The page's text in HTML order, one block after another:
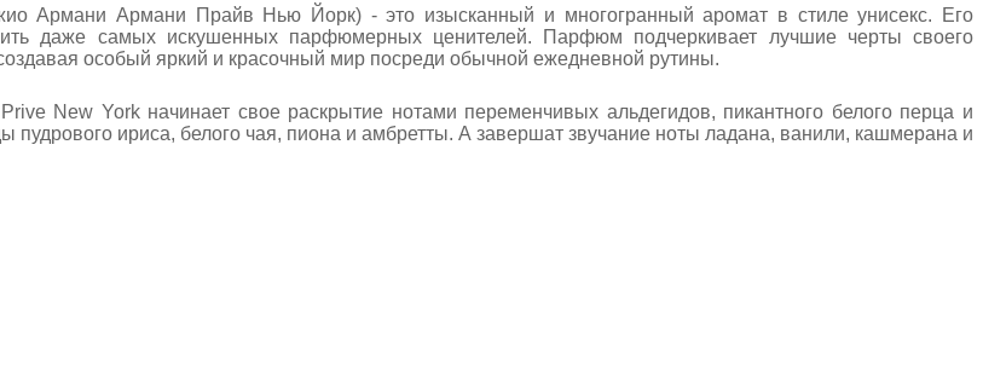
Армани Армани Прайв Нью Йорк) - это изысканный и многогранный аромат в стиле унисекс. Его
даже самых искушенных парфюмерных ценителей. Парфюм подчеркивает лучшие черты своего
особый яркий и красочный мир посреди обычной ежедневной рутины.
New York начинает свое раскрытие нотами переменчивых альдегидов, пикантного белого перца и
пудрового ириса, белого чая, пиона и амбретты. А завершат звучание ноты ладана, ванили, кашмерана и